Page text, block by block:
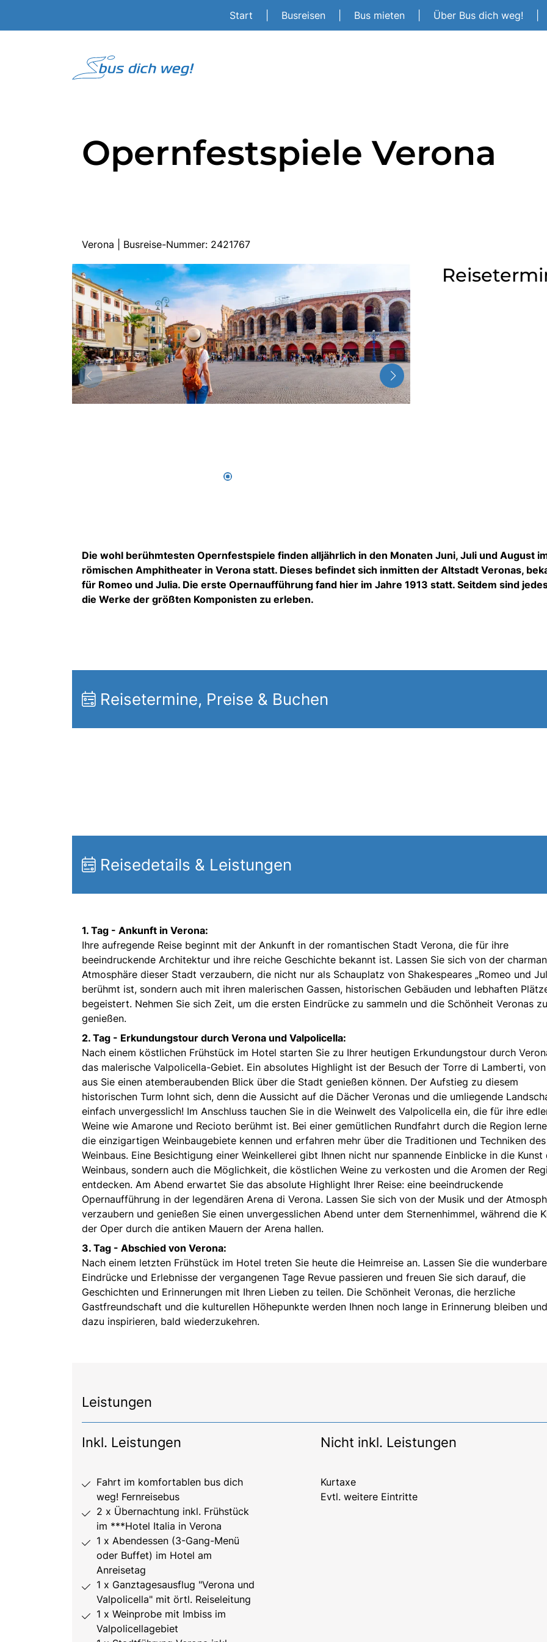
Start Busreisen Bus mieten Über Bus dich weg!
Opernfestspiele Verona
Verona | Busreise-Nummer: 2421767
Die wohl berühmtesten Opernfestspiele finden alljährlich in den Monaten Juni, Juli und August
römischen Amphitheater in Verona statt. Dieses befindet sich inmitten der Altstadt Veronas,
für Romeo und Julia. Die erste Opernaufführung fand hier im Jahre 1913 statt. Seitdem sind
die Werke der größten Komponisten zu erleben.
Reisetermine, Preise & Buchen
Reisedetails & Leistungen
1. Tag - Ankunft in Verona:
Ihre aufregende Reise beginnt mit der Ankunft in der romantischen Stadt Verona, die für ihre
beeindruckende Architektur und ihre reiche Geschichte bekannt ist. Lassen Sie sich von der
Atmosphäre dieser Stadt verzaubern, die nicht nur als Schauplatz von Shakespeares „Romeo und
berühmt ist, sondern auch mit ihren malerischen Gassen, historischen Gebäuden und lebhaften
begeistert. Nehmen Sie sich Zeit, um die ersten Eindrücke zu sammeln und die Schönheit Veronas zu
genießen.
2. Tag - Erkundungstour durch Verona und Valpolicella:
Nach einem köstlichen Frühstück im Hotel starten Sie zu Ihrer heutigen Erkundungstour durch
das malerische Valpolicella-Gebiet. Ein absolutes Highlight ist der Besuch der Torre di Lamberti,
aus Sie einen atemberaubenden Blick über die Stadt genießen können. Der Aufstieg zu diesem
historischen Turm lohnt sich, denn die Aussicht auf die Dächer Veronas und die umliegende
einfach unvergesslich! Im Anschluss tauchen Sie in die Weinwelt des Valpolicella ein, die für ihre
Weine wie Amarone und Recioto berühmt ist. Bei einer gemütlichen Rundfahrt durch die Region
die einzigartigen Weinbaugebiete kennen und erfahren mehr über die Traditionen und Techniken des
Weinbaus. Eine Besichtigung einer Weinkellerei gibt Ihnen nicht nur spannende Einblicke in die Kunst
Weinbaus, sondern auch die Möglichkeit, die köstlichen Weine zu verkosten und die Aromen der
entdecken. Am Abend erwartet Sie das absolute Highlight Ihrer Reise: eine beeindruckende
Opernaufführung in der legendären Arena di Verona. Lassen Sie sich von der Musik und der
verzaubern und genießen Sie einen unvergesslichen Abend unter dem Sternenhimmel, während die
der Oper durch die antiken Mauern der Arena hallen.
3. Tag - Abschied von Verona:
Nach einem letzten Frühstück im Hotel treten Sie heute die Heimreise an. Lassen Sie die
Eindrücke und Erlebnisse der vergangenen Tage Revue passieren und freuen Sie sich darauf, die
Geschichten und Erinnerungen mit Ihren Lieben zu teilen. Die Schönheit Veronas, die herzliche
Gastfreundschaft und die kulturellen Höhepunkte werden Ihnen noch lange in Erinnerung bleiben
dazu inspirieren, bald wiederzukehren.
Leistungen
Inkl. Leistungen
Fahrt im komfortablen bus dich
weg! Fernreisebus
2 x Übernachtung inkl. Frühstück
im ***Hotel Italia in Verona
1 x Abendessen (3-Gang-Menü
oder Buffet) im Hotel am
Anreisetag
1 x Ganztagesausflug "Verona und
Valpolicella" mit örtl. Reiseleitung
1 x Weinprobe mit Imbiss im
Valpolicellagebiet
Nicht inkl. Leistungen
Kurtaxe
Evtl. weitere Eintritte